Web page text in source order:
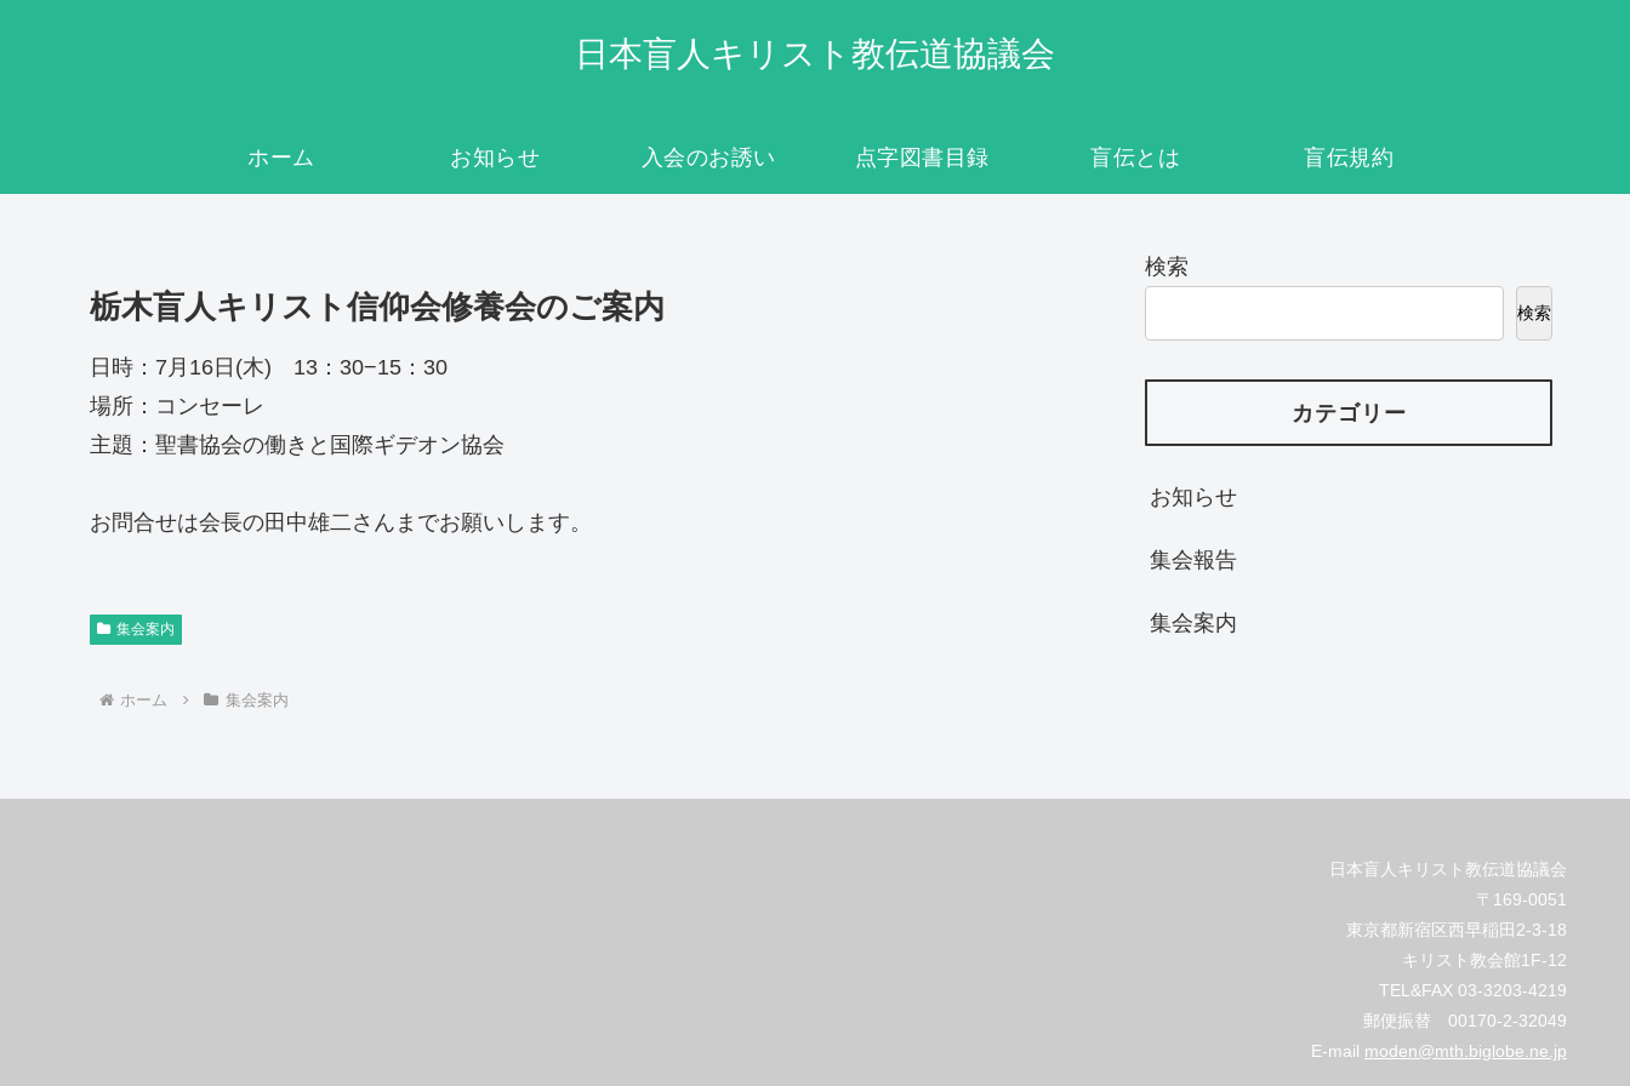
日本盲人キリスト教伝道協議会
ホーム お知らせ 入会のお誘い 点字図書目録 盲伝とは 盲伝規約
栃木盲人キリスト信仰会修養会のご案内
日時：7月16日(木) 13：30−15：30
場所：コンセーレ
主題：聖書協会の働きと国際ギデオン協会
お問合せは会長の田中雄二さんまでお願いします。
集会案内
ホーム 集会案内
検索
検索
カテゴリー
お知らせ
集会報告
集会案内
日本盲人キリスト教伝道協議会
〒169-0051
東京都新宿区西早稲田2-3-18
キリスト教会館1F-12
TEL&FAX 03-3203-4219
郵便振替 00170-2-32049
E-mail moden@mth.biglobe.ne.jp